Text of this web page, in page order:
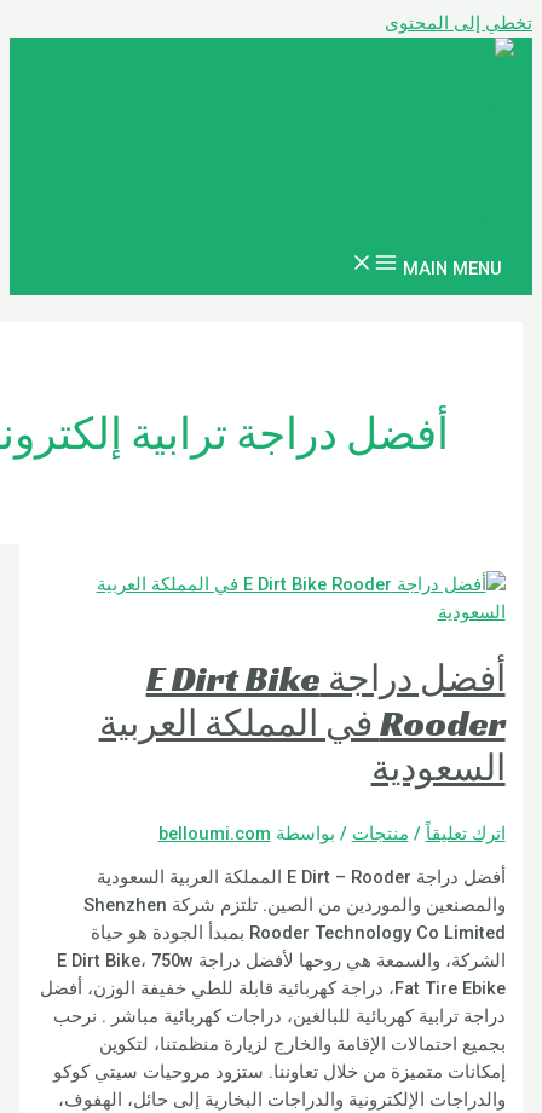
MAIN
أفضل دراجة ترابية إلكترونية
أفضل دراجة E Dirt Bike
Rooder في المملكة العربية
/منتجات/ بواسطة belloumi.com
أفضل دراجة E Dirt – Rooder المملكة العربية السعودية
والمصنعين والموردين من الصين. تلتزم شركة Shenzhen
Rooder Technology Co Limited بمبدأ الجودة هو حياة
الشركة، والسمعة هي روحها لأفضل دراجة E Dirt Bike، 750w
Fat Tire Ebike، دراجة كهربائية قابلة للطي خفيفة الوزن، أفضل
كهربائية للبالغين، دراجات كهربائية مباشر . نرحب
الإقامة والخارج لزيارة منظمتنا، لتكوين
متميزة من خلال تعاوننا. ستزود مروحيات سيتي كوكو
الإلكترونية والدراجات البخارية إلى حائل، الهفوف،